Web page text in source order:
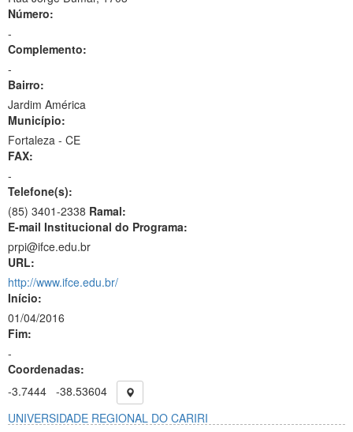
Número:
-
Complemento:
-
Bairro:
Jardim América
Município:
Fortaleza - CE
FAX:
-
Telefone(s):
(85) 3401-2338 Ramal:
E-mail Institucional do Programa:
prpi@ifce.edu.br
URL:
http://www.ifce.edu.br/
Início:
01/04/2016
Fim:
-
Coordenadas:
-3.7444 -38.53604
UNIVERSIDADE REGIONAL DO CARIRI